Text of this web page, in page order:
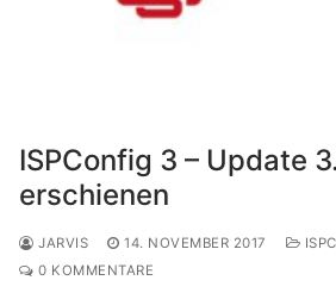
ISPConfig 3 – Update
erschienen
JARVIS 14. NOVEMBER 2017
0 KOMMENTARE